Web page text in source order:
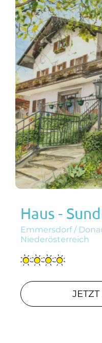
Haus -
Emmersdorf /
Niederösterreich